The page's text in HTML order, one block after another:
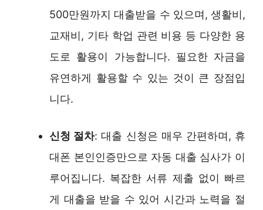
500만원까지 대출받을 수 있으며, 생활비,
교재비, 기타 학업 관련 비용 등 다양한 용
도로 활용이 가능합니다. 필요한 자금을
유연하게 활용할 수 있는 것이 큰 장점입
니다.
신청 절차: 대출 신청은 매우 간편하며, 휴
대폰 본인인증만으로 자동 대출 심사가 이
루어집니다. 복잡한 서류 제출 없이 빠르
게 대출을 받을 수 있어 시간과 노력을 절